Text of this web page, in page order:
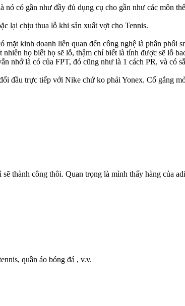
có gần như đầy đủ dụng cụ cho gần như các môn
lại chịu thua lỗ khi sản xuất vợt cho Tennis.
kinh doanh liên quan đến công nghệ là phân phối
nhiên họ biết họ sẽ lỗ, thậm chí biết là tính được sẽ lỗ
nhớ là có của FPT, đó cũng như là 1 cách PR, và có
đầu trực tiếp với Nike chứ ko phải Yonex. Cố gắng
thành công thôi. Quan trọng là mình thấy hàng của
quần áo bóng đá , v.v.